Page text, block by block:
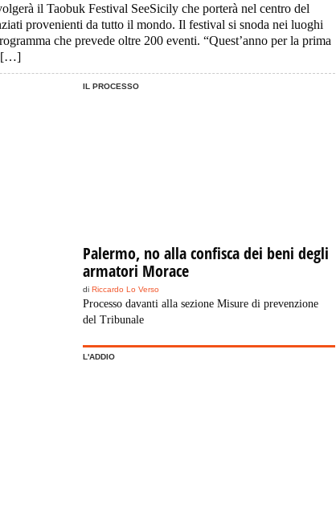
il Taobuk Festival SeeSicily che porterà nel centro del
provenienti da tutto il mondo. Il festival si snoda nei luoghi
che prevede oltre 200 eventi. “Quest’anno per la prima
[…]
IL PROCESSO
Palermo, no alla confisca dei beni degli
armatori Morace
diRiccardo Lo Verso
Processo davanti alla sezione Misure di prevenzione
del Tribunale
L'ADDIO